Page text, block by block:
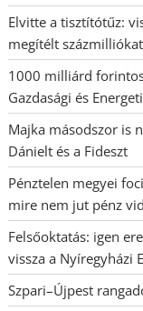
Elvitte a tisztítótűz:
megítélt
1000 milliárd
Gazdasági és
Majka másodszor is
Dánielt és a Fideszt
Pénztelen megyei
mire nem jut pénz
Felsőoktatás: igen
vissza a Nyíregyházi
Szpari–Újpest